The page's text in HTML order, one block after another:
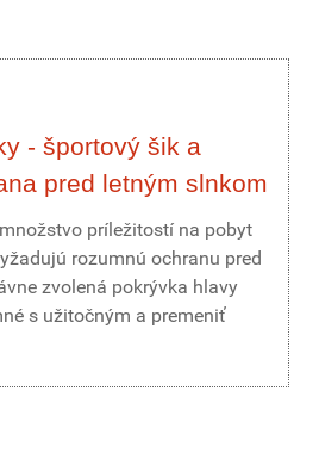
- športový šik a
pred letným slnkom
príležitostí na pobyt
rozumnú ochranu pred
zvolená pokrývka hlavy
s užitočným a premeniť